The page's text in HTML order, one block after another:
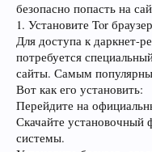
безопасно попасть на
1. Установите Tor браузер
Для доступа к даркнет-
потребуется
сайты. Самым
Вот как его установить:
Перейдите на
Скачайте установочный
системы.